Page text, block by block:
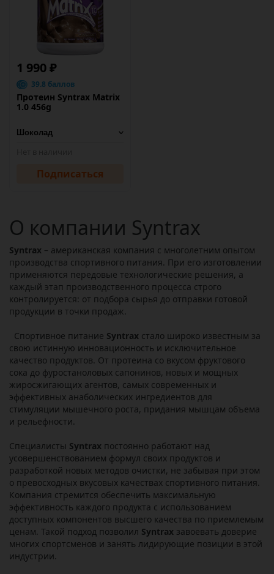
1 990 ₽
39.8 баллов
Протеин Syntrax Matrix
1.0 456g
Подписаться
О компании Syntrax
Syntrax – американская компания с многолетним опытом
производства спортивного питания. При его изготовлении
применяются передовые технологические решения, а
каждый этап производственного процесса строго
контролируется: от подбора сырья до отправки готовой
продукции в точки продаж.
Спортивное питание Syntrax стало широко известным за
свою истинную инновационность и исключительное
качество продуктов. От протеина со вкусом фруктового
сока до фуростаноловых сапонинов, новых и мощных
жиросжигающих агентов, самых современных и
эффективных анаболических ингредиентов для
стимуляции мышечного роста, придания мышцам объема
и рельефности.
Специалисты Syntrax постоянно работают над
усовершенствованием формул своих продуктов и
разработкой новых методов очистки, не забывая при этом
о превосходных вкусовых качествах спортивного питания.
Компания стремится обеспечить максимальную
эффективность каждого продукта с использованием
доступных компонентов высшего качества по приемлемым
ценам. Такой подход позволил Syntrax завоевать доверие
многих спортсменов и занять лидирующие позиции в этой
индустрии.